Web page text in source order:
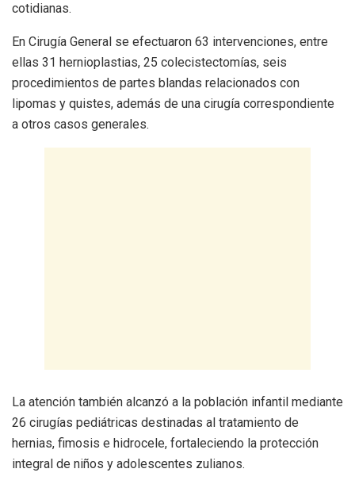
cotidianas.
En Cirugía General se efectuaron 63 intervenciones, entre
ellas 31 hernioplastias, 25 colecistectomías, seis
procedimientos de partes blandas relacionados con
lipomas y quistes, además de una cirugía correspondiente
a otros casos generales.
La atención también alcanzó a la población infantil mediante
26 cirugías pediátricas destinadas al tratamiento de
hernias, fimosis e hidrocele, fortaleciendo la protección
integral de niños y adolescentes zulianos.